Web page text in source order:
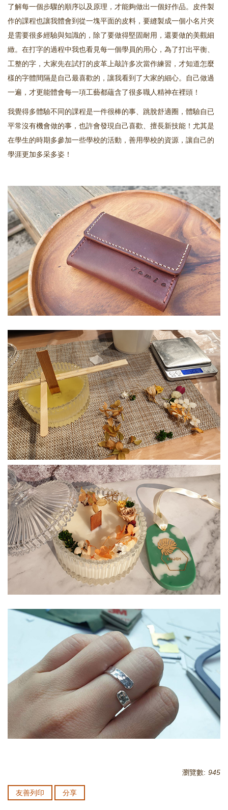
了解每一個步驟的順序以及原理，才能夠做出一個好作品。皮件製
作的課程也讓我體會到從一塊平面的皮料，要縫製成一個小名片夾
是需要很多經驗與知識的，除了要做得堅固耐用，還要做的美觀細
緻。在打字的過程中我也看見每一個學員的用心，為了打出平衡、
工整的字，大家先在試打的皮革上敲許多次當作練習，才知道怎麼
樣的字體間隔是自己最喜歡的，讓我看到了大家的細心。自己做過
一遍，才更能體會每一項工藝都蘊含了很多職人精神在裡頭！
我覺得多體驗不同的課程是一件很棒的事、跳脫舒適圈，體驗自已
平常沒有機會做的事，也許會發現自己喜歡、擅長新技能！尤其是
在學生的時期多參加一些學校的活動，善用學校的資源，讓自己的
學涯更加多采多姿！
瀏覽數: 945
友善列印 分享